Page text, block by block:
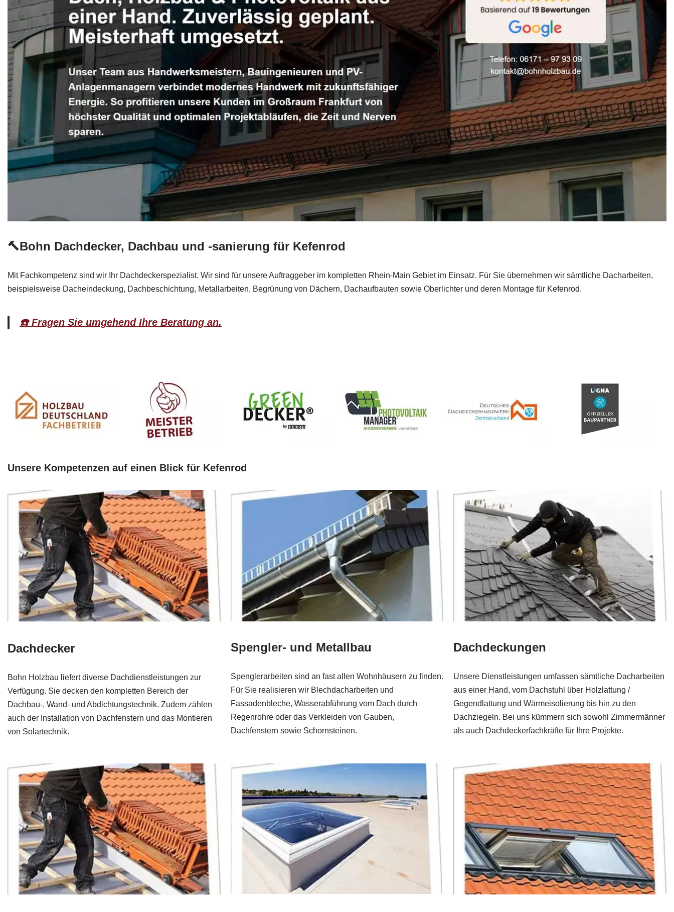
🔨Bohn Dachdecker, Dachbau und -sanierung für Kefenrod
Mit Fachkompetenz sind wir Ihr Dachdeckerspezialist. Wir sind für unsere Auftraggeber im kompletten Rhein-Main Gebiet im Einsatz. Für Sie übernehmen wir sämtliche Dacharbeiten,
beispielsweise Dacheindeckung, Dachbeschichtung, Metallarbeiten, Begrünung von Dächern, Dachaufbauten sowie Oberlichter und deren Montage für Kefenrod.
☎️ Fragen Sie umgehend Ihre Beratung an.
Unsere Kompetenzen auf einen Blick für Kefenrod
Dachdecker
Bohn Holzbau liefert diverse Dachdienstleistungen zur
Verfügung. Sie decken den kompletten Bereich der
Dachbau-, Wand- und Abdichtungstechnik. Zudem zählen
auch der Installation von Dachfenstern und das Montieren
von Solartechnik.
Spengler- und Metallbau
Spenglerarbeiten sind an fast allen Wohnhäusern zu finden.
Für Sie realisieren wir Blechdacharbeiten und
Fassadenbleche, Wasserabführung vom Dach durch
Regenrohre oder das Verkleiden von Gauben,
Dachfenstern sowie Schornsteinen.
Dachdeckungen
Unsere Dienstleistungen umfassen sämtliche Dacharbeiten
aus einer Hand, vom Dachstuhl über Holzlattung /
Gegendlattung und Wärmeisolierung bis hin zu den
Dachziegeln. Bei uns kümmern sich sowohl Zimmermänner
als auch Dachdeckerfachkräfte für Ihre Projekte.